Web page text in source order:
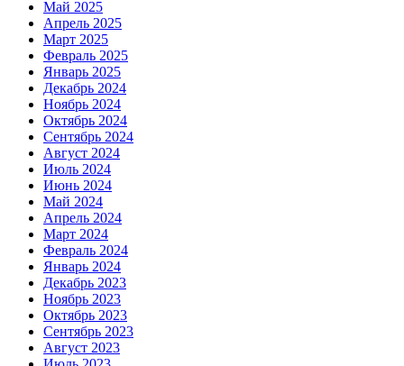
Май 2025
Апрель 2025
Март 2025
Февраль 2025
Январь 2025
Декабрь 2024
Ноябрь 2024
Октябрь 2024
Сентябрь 2024
Август 2024
Июль 2024
Июнь 2024
Май 2024
Апрель 2024
Март 2024
Февраль 2024
Январь 2024
Декабрь 2023
Ноябрь 2023
Октябрь 2023
Сентябрь 2023
Август 2023